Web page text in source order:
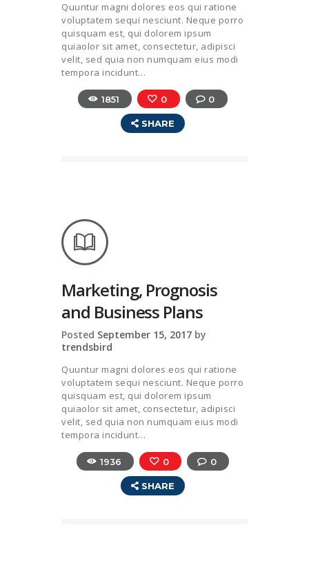
Quuntur magni dolores eos qui ratione
voluptatem sequi nesciunt. Neque porro
quisquam est, qui dolorem ipsum
quiaolor sit amet, consectetur, adipisci
velit, sed quia non numquam eius modi
tempora incidunt…
1851 0 0
SHARE
Marketing, Prognosis
and Business Plans
Posted September 15, 2017 by
trendsbird
Quuntur magni dolores eos qui ratione
voluptatem sequi nesciunt. Neque porro
quisquam est, qui dolorem ipsum
quiaolor sit amet, consectetur, adipisci
velit, sed quia non numquam eius modi
tempora incidunt…
1936 0 0
SHARE